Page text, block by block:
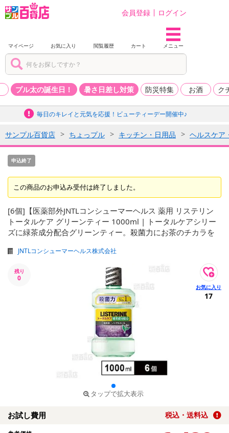
会員登録 ログイン
マイページ お気に入り 閲覧履歴 カート メニュー
プル太の誕生日！ 暑さ日差し対策 防災特集 お酒 ク
毎日のキレイと元気を応援！ビューティーデー開催中♪
サンプル百貨店 ちょっプル キッチン・日用品 ヘルスケア
申込終了
この商品のお申込み受付は終了しました。
[6個]【医薬部外JNTLコンシューマーヘルス 薬用 リステリン
トータルケア グリーンティー 1000ml | トータルケアシリー
ズに緑茶成分配合グリーンティー。殺菌力にお茶のチカラを
JNTLコンシューマーヘルス株式会社
残り
0
タップで拡大表示
17
お試し費用 税込・送料込